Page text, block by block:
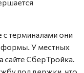
терминалами они
формы. У местных
сайте СберТройка.
поддержки, что